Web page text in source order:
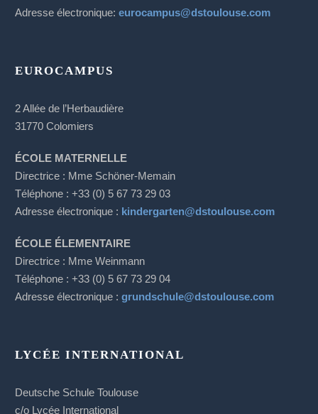
Adresse électronique:eurocampus@dstoulouse.com
EUROCAMPUS
2 Allée de l’Herbaudière
31770 Colomiers
ÉCOLE MATERNELLE
Directrice : Mme Schöner-Memain
Téléphone : +33 (0) 5 67 73 29 03
Adresse électronique : kindergarten@dstoulouse.com
ÉCOLE ÉLEMENTAIRE
Directrice : Mme Weinmann
Téléphone : +33 (0) 5 67 73 29 04
Adresse électronique :grundschule@dstoulouse.com
LYCÉE INTERNATIONAL
Deutsche Schule Toulouse
c/o Lycée International